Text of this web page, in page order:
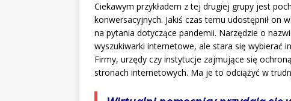
Ciekawym przykładem z tej drugiej grupy jest
konwersacyjnych. Jakiś czas temu udostępnił
na pytania dotyczące pandemii. Narzędzie o
wyszukiwarki internetowe, ale stara się wybierać
Firmy, urzędy czy instytucje zajmujące się
stronach internetowych. Ma je to odciążyć w